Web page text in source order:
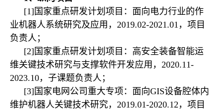
[1]国家重点研发计划项目：面向电力行业的作
业机器人系统研究及应用，2019.02-2021.01， 项目
负责人；
[2]国家重点研发计划项目：高安全装备智能运
维关键技术研究与支撑软件开发应用，2020.11-
2023.10，子课题负责人；
[3]国家电网公司重大专项：面向GIS设备腔体内
维护机器人关键技术研究， 2019.01-2020.12 ， 项目